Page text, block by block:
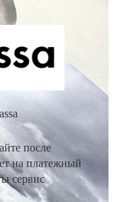
после
на платежный
сервис